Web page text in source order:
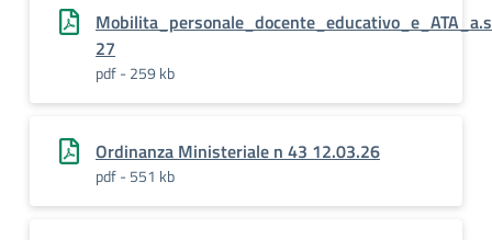
27
pdf - 259 kb
Ordinanza Ministeriale n 43 12.03.26
pdf - 551 kb